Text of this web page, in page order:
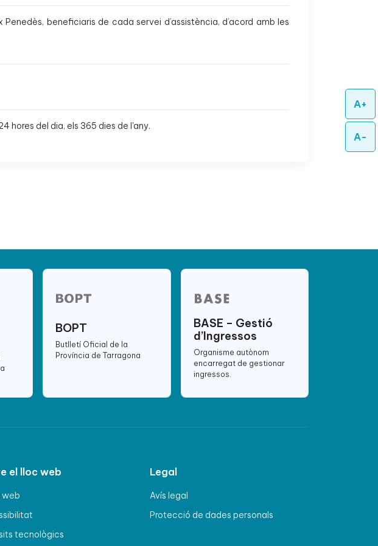
A+
A-
beneficiaris de cada servei d’assistència, d’acord amb les
hores del dia, els 365 dies de l'any.
BOPT
Butlletí Oficial de la
Província de Tarragona
BASE – Gestió
d’Ingressos
Organisme autònom
encarregat de gestionar
ingressos.
el lloc web
web
tecnològics
Legal
Avís legal
Protecció de dades personals